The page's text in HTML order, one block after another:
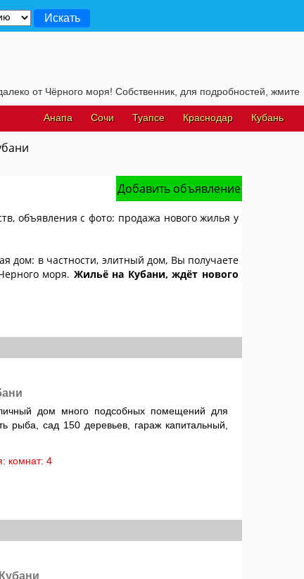
Добавить объявление
объявления с фото: продажа нового жилья у
дом: в частности, элитный дом, Вы получаете
моря. Жильё на Кубани, ждёт нового
дом много подсобных помещений для
рыба, сад 150 деревьев, гараж капитальный,
комнат: 4
Кубань
Краснодар
Туапсе
Сочи
Анапа
моря! Собственник, для подробностей, жмите на эту